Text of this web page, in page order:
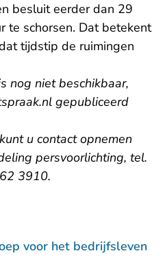
besluit eerder dan 29
te schorsen. Dat betekent
tijdstip de ruimingen
nog niet beschikbaar,
gepubliceerd
u contact opnemen
persvoorlichting, tel.
3910.
voor het bedrijfsleven